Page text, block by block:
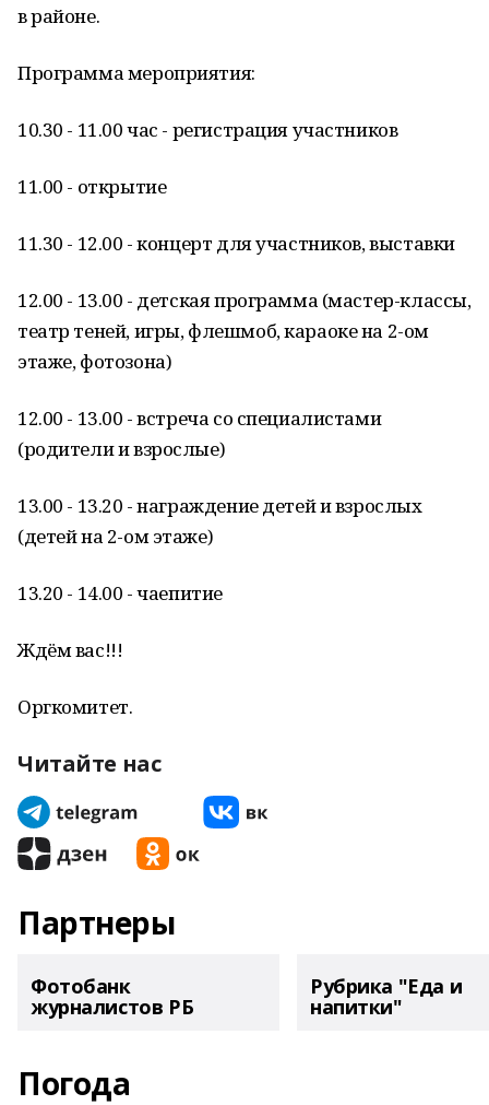
в районе.
Программа мероприятия:
10.30 - 11.00 час - регистрация участников
11.00 - открытие
11.30 - 12.00 - концерт для участников, выставки
12.00 - 13.00 - детская программа (мастер-классы,
театр теней, игры, флешмоб, караоке на 2-ом
этаже, фотозона)
12.00 - 13.00 - встреча со специалистами
(родители и взрослые)
13.00 - 13.20 - награждение детей и взрослых
(детей на 2-ом этаже)
13.20 - 14.00 - чаепитие
Ждём вас!!!
Оргкомитет.
Читайте нас
Партнеры
Фотобанк
журналистов РБ
Рубрика "Еда и
напитки"
Погода